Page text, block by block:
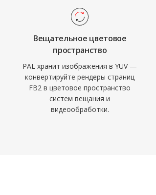
Вещательное цветовое
пространство
PAL хранит изображения в YUV —
конвертируйте рендеры страниц
FB2 в цветовое пространство
систем вещания и
видеообработки.